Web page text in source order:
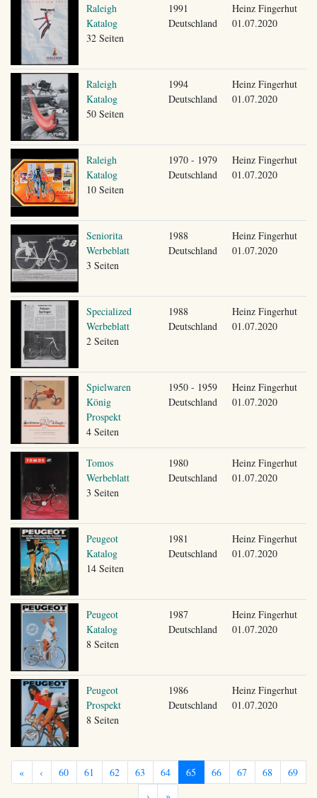
Raleigh
Katalog
32 Seiten
1991
Deutschland
Heinz Fingerhut
01.07.2020
Raleigh
Katalog
50 Seiten
1994
Deutschland
Heinz Fingerhut
01.07.2020
Raleigh
Katalog
10 Seiten
1970 - 1979
Deutschland
Heinz Fingerhut
01.07.2020
Seniorita
Werbeblatt
3 Seiten
1988
Deutschland
Heinz Fingerhut
01.07.2020
Specialized
Werbeblatt
2 Seiten
1988
Deutschland
Heinz Fingerhut
01.07.2020
Spielwaren
König
Prospekt
4 Seiten
1950 - 1959
Deutschland
Heinz Fingerhut
01.07.2020
Tomos
Werbeblatt
3 Seiten
1980
Deutschland
Heinz Fingerhut
01.07.2020
Peugeot
Katalog
14 Seiten
1981
Deutschland
Heinz Fingerhut
01.07.2020
Peugeot
Katalog
8 Seiten
1987
Deutschland
Heinz Fingerhut
01.07.2020
Peugeot
Prospekt
8 Seiten
1986
Deutschland
Heinz Fingerhut
01.07.2020
« ‹ 60 61 62 63 64 65 66 67 68
69
›
»